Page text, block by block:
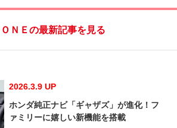
ＯＮＥの最新記事を見る
2026.3.9 UP
ホンダ純正ナビ「ギャザズ」が進化！フ
ァミリーに嬉しい新機能を搭載